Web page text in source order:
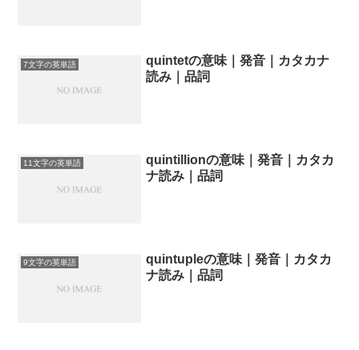
7文字の英単語
quintetの意味｜発音｜カタカナ
読み｜品詞
11文字の英単語
quintillionの意味｜発音｜カタカ
ナ読み｜品詞
9文字の英単語
quintupleの意味｜発音｜カタカ
ナ読み｜品詞